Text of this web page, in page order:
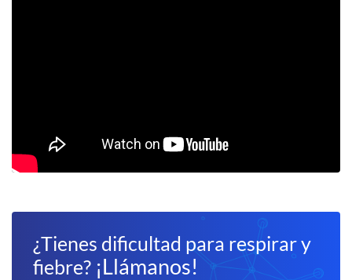
¿Tienes dificultad para respirar y
fiebre? ¡Llámanos!